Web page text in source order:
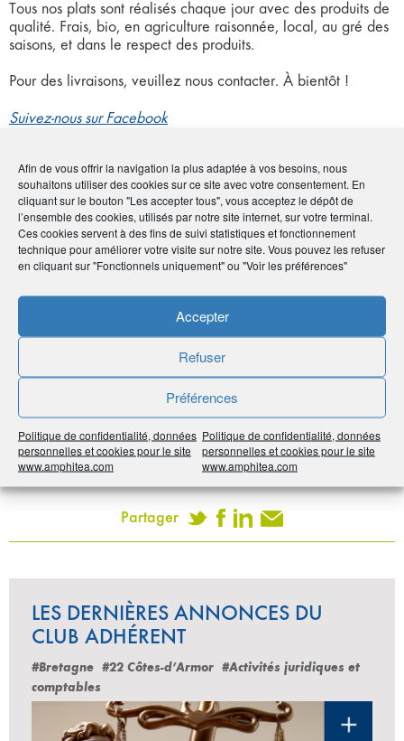
Afin de vous offrir la navigation la plus adaptée à vos besoins, nous
souhaitons utiliser des cookies sur ce site avec votre consentement. En
cliquant sur le bouton "Les accepter tous", vous acceptez le dépôt de
l’ensemble des cookies, utilisés par notre site internet, sur votre terminal.
Ces cookies servent à des fins de suivi statistiques et fonctionnement
technique pour améliorer votre visite sur notre site. Vous pouvez les refuser
en cliquant sur "Fonctionnels uniquement" ou "Voir les préférences"
Accepter
Refuser
Préférences
Politique de confidentialité, données
personnelles et cookies pour le site
www.amphitea.com
Politique de confidentialité, données
personnelles et cookies pour le site
www.amphitea.com
Tous nos plats sont réalisés chaque jour avec des produits de
qualité. Frais, bio, en agriculture raisonnée, local, au gré des
saisons, et dans le respect des produits.
Pour des livraisons, veuillez nous contacter. À bientôt !
Suivez-nous sur Facebook
Coordonnées
• Olivia Wber
• 2 rue Jean Macé - 67100 Strasbourg
•03 88 84 30 41-06 10 30 81 90
Publié le :26 octobre 2020
Noter 5/5 2votes
Imprimer
Partager
LES DERNIÈRES ANNONCES DU
CLUB ADHÉRENT
#Bretagne #22 Côtes-d’Armor #Activités juridiques et
comptables